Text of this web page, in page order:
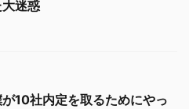
迷惑
10社内定を取るためにやっ